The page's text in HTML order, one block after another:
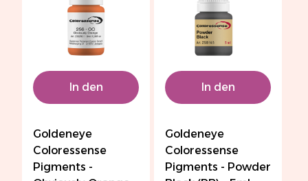
In den
Goldeneye
Coloressense
Pigments -
In den
Goldeneye
Coloressense
Pigments - Powder